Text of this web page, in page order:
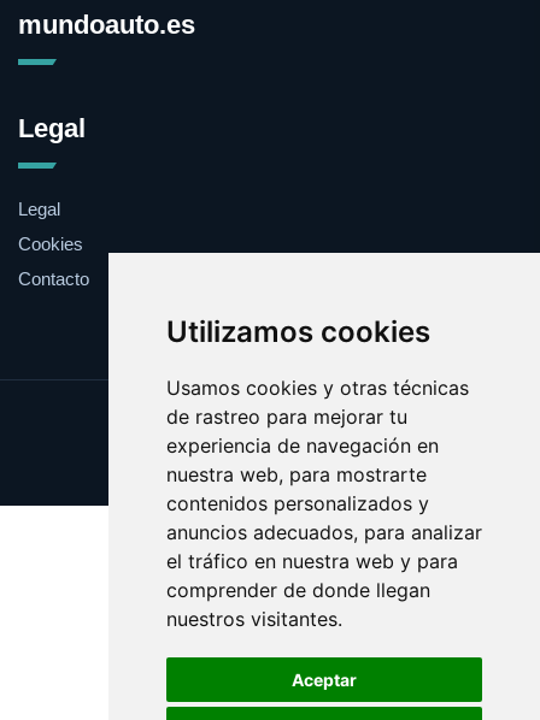
Utilizamos cookies
Usamos cookies y otras técnicas
de rastreo para mejorar tu
experiencia de navegación en
nuestra web, para mostrarte
contenidos personalizados y
anuncios adecuados, para analizar
el tráfico en nuestra web y para
comprender de donde llegan
nuestros visitantes.
Aceptar
mundoauto.es
Legal
Legal
Cookies
Contacto
Update cookies preferences
Copyright © 2025 mundoauto.es